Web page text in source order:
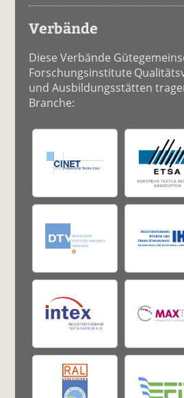
Verbände
Diese Verbände
Forschungsinstitute
und Ausbildungsstätten
Branche: